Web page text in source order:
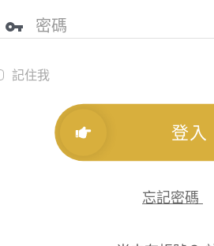
記住我
登入
忘記密碼